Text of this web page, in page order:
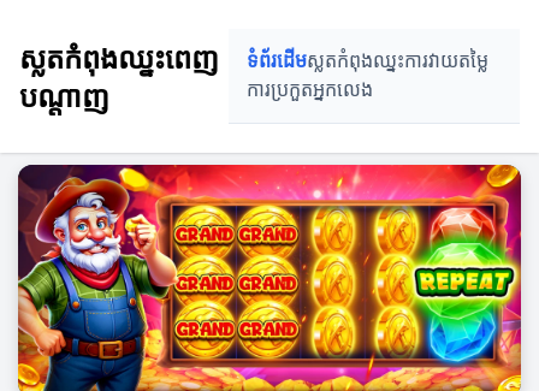
ស្លតកំពុងឈ្នះពេញ
បណ្តាញ
ទំព័រដើមស្លតកំពុងឈ្នះការវាយតម្លៃ
ការប្រកួតអ្នកលេង